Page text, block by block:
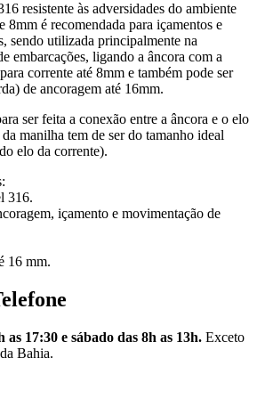
resistente às adversidades do ambiente
8mm é recomendada para içamentos e
sendo utilizada principalmente na
embarcações, ligando a âncora com a
corrente até 8mm e também pode ser
de ancoragem até 16mm.
ser feita a conexão entre a âncora e o elo
manilha tem de ser do tamanho ideal
elo da corrente).
316.
içamento e movimentação de
16 mm.
as 17:30 e sábado das 8h as 13h. Exceto
Bahia.